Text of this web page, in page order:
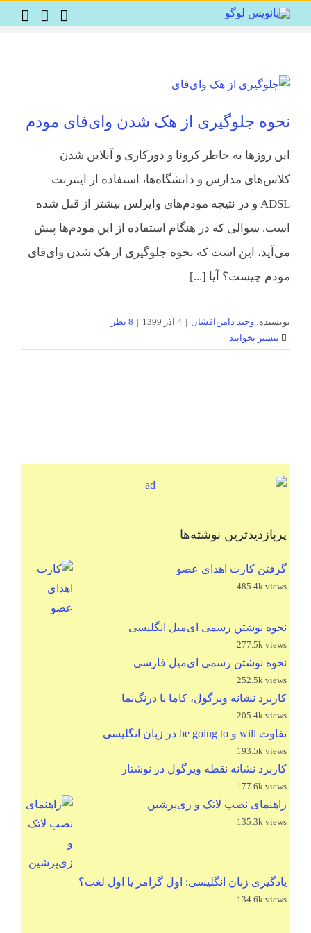
to
نحوه جلوگیری از هک شدن وای‌فای مودم
این روزها به خاطر کرونا و دورکاری و آنلاین شدن
کلاس‌های مدارس و دانشگاه‌ها، استفاده از اینترنت
ADSL و در نتیجه مودم‌های وایرلس بیشتر از قبل شده
است. سوالی که در هنگام استفاده از این‌ مودم‌ها پیش
می‌آید، این است که نحوه جلوگیری از هک شدن وای‌فای
مودم چیست؟ آیا [...]
نویسنده: وحید دامن‌افشان | 4 آذر 1399 | 8 نظر
بیشتر بخوانید
پربازدیدترین نوشته‌ها
گرفتن کارت اهدای عضو
485.4k views
نحوه نوشتن رسمی ای‌میل انگلیسی
277.5k views
نحوه نوشتن رسمی ای‌میل فارسی
252.5k views
کاربرد نشانه ویرگول، کاما یا درنگ‌نما
205.4k views
تفاوت will و be going to در زبان انگلیسی
193.5k views
کاربرد نشانه نقطه ویرگول در نوشتار
177.6k views
راهنمای نصب لاتک و زی‌پرشین
135.3k views
یادگیری زبان انگلیسی: اول گرامر یا اول لغت؟
134.6k views